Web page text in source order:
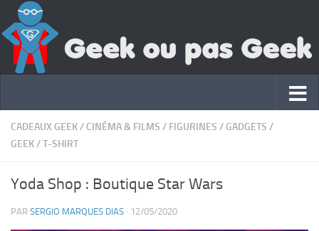
CADEAUX GEEK/ CINÉMA & FILMS / FIGURINES / GADGETS /
GEEK/T-SHIRT
Yoda Shop : Boutique Star Wars
PAR SERGIO MARQUES DIAS · 12/05/2020